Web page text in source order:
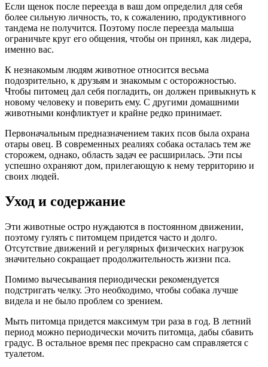
Если щенок после переезда в ваш дом определил для себя
более сильную личность, то, к сожалению, продуктивного
тандема не получится. Поэтому после переезда малыша
ограничьте круг его общения, чтобы он принял, как лидера,
именно вас.
К незнакомым людям животное относится весьма
подозрительно, к друзьям и знакомым с осторожностью.
Чтобы питомец дал себя погладить, он должен привыкнуть к
новому человеку и поверить ему. С другими домашними
животными конфликтует и крайне редко принимает.
Первоначальным предназначением таких псов была охрана
отары овец. В современных реалиях собака осталась тем же
сторожем, однако, область задач ее расширилась. Эти псы
успешно охраняют дом, прилегающую к нему территорию и
своих людей.
Уход и содержание
Эти животные остро нуждаются в постоянном движении,
поэтому гулять с питомцем придется часто и долго.
Отсутствие движений и регулярных физических нагрузок
значительно сокращает продолжительность жизни пса.
Помимо вычесывания периодически рекомендуется
подстригать челку. Это необходимо, чтобы собака лучше
видела и не было проблем со зрением.
Мыть питомца придется максимум три раза в год. В летний
период можно периодически мочить питомца, дабы сбавить
градус. В остальное время пес прекрасно сам справляется с
туалетом.